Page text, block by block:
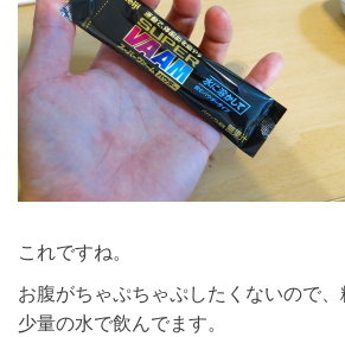
これですね。
お腹がちゃぷちゃぷしたくないので
少量の水で飲んでます。